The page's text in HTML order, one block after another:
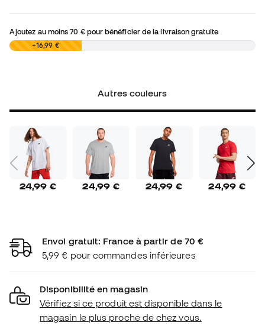
Ajoutez au moins70 €pour bénéficier de la livraison gratuite
0,00 € +16,99 €
Autres couleurs
24,99 € 24,99 € 24,99 € 24,99 €
Envoi gratuit: France à partir de 70 €
5,99 € pour commandes inférieures
Disponibilité en magasin
Vérifiez si ce produit est disponible dans le
magasin le plus proche de chez vous.